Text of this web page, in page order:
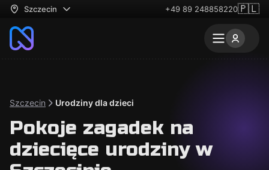
Szczecin +49 89 248858220🇵🇱
Szczecin Urodziny dla dzieci
Pokoje zagadek na
dziecięce urodziny w